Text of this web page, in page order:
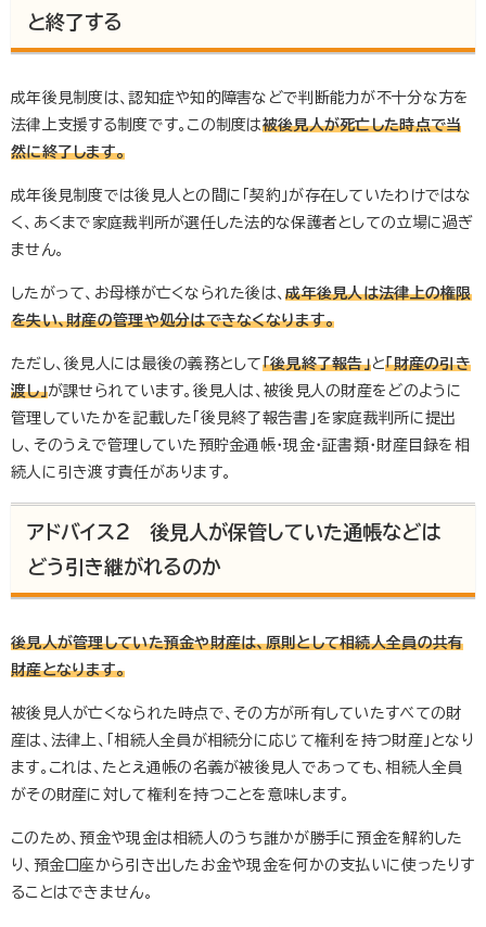
と終了する
成年後見制度は、認知症や知的障害などで判断能力が不十分な方を
法律上支援する制度です。この制度は被後見人が死亡した時点で当
然に終了します。
成年後見制度では後見人との間に「契約」が存在していたわけではな
く、あくまで家庭裁判所が選任した法的な保護者としての立場に過ぎ
ません。
したがって、お母様が亡くなられた後は、成年後見人は法律上の権限
を失い、財産の管理や処分はできなくなります。
ただし、後見人には最後の義務として「後見終了報告」と「財産の引き
渡し」が課せられています。後見人は、被後見人の財産をどのように
管理していたかを記載した「後見終了報告書」を家庭裁判所に提出
し、そのうえで管理していた預貯金通帳・現金・証書類・財産目録を相
続人に引き渡す責任があります。
アドバイス2 後見人が保管していた通帳などは
どう引き継がれるのか
後見人が管理していた預金や財産は、原則として相続人全員の共有
財産となります。
被後見人が亡くなられた時点で、その方が所有していたすべての財
産は、法律上、「相続人全員が相続分に応じて権利を持つ財産」となり
ます。これは、たとえ通帳の名義が被後見人であっても、相続人全員
がその財産に対して権利を持つことを意味します。
このため、預金や現金は相続人のうち誰かが勝手に預金を解約した
り、預金口座から引き出したお金や現金を何かの支払いに使ったりす
ることはできません。